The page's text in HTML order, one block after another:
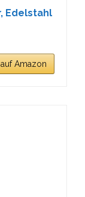
Edelstahl
Amazon